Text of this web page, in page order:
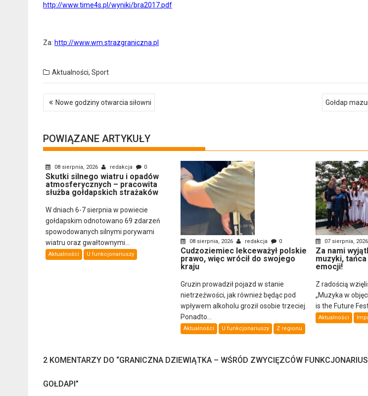
http://www.time4s.pl/wyniki/bra2017.pdf
Za: http://www.wm.strazgraniczna.pl
Aktualności, Sport
Nawigacja
wpisu
Nowe godziny otwarcia siłowni Gołdap
POWIĄZANE ARTYKUŁY
08 sierpnia, 2026 redakcja 0
Skutki silnego wiatru i opadów
atmosferycznych – pracowita
służba gołdapskich strażaków
W dniach 6-7 sierpnia w powiecie
gołdapskim odnotowano 69 zdarzeń
spowodowanych silnymi porywami
wiatru oraz gwałtownymi...
Aktualności U funkcjonariuszy
08 sierpnia, 2026 redakcja 0
Cudzoziemiec lekceważył polskie
prawo, więc wrócił do swojego
kraju
Gruzin prowadził pojazd w stanie
nietrzeźwości, jak również będąc pod
wpływem alkoholu groził osobie trzeciej.
Ponadto...
Aktualności U funkcjonariuszy Z regionu
07 sierpnia, 2026
Za nami
muzyki,
emocji!
Z radością
„Muzyka w
is the Future
Aktualności
2 KOMENTARZY DO “GRANICZNA DZIEWIĄTKA – WŚRÓD ZWYCIĘZCÓW
GOŁDAPI”